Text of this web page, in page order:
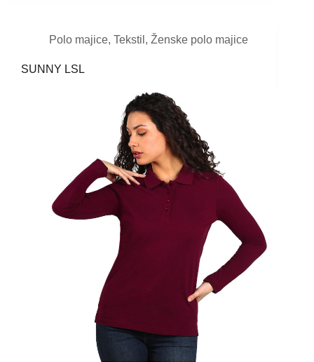
Polo majice, Tekstil , Ženske polo majice
SUNNY LSL